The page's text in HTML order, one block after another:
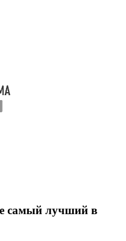
самый лучший в